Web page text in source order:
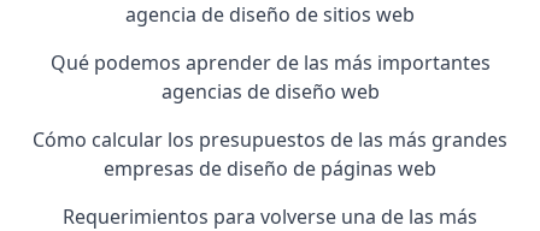
agencia de diseño de sitios web
Qué podemos aprender de las más importantes
agencias de diseño web
Cómo calcular los presupuestos de las más grandes
empresas de diseño de páginas web
Requerimientos para volverse una de las más